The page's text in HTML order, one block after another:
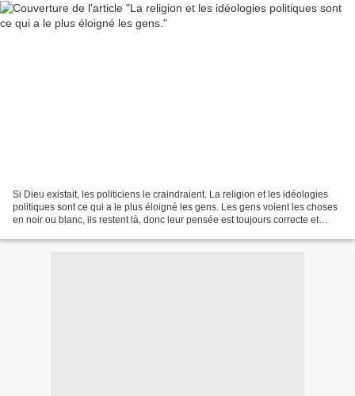
Si Dieu existait, les politiciens le craindraient. La religion et les idéologies
politiques sont ce qui a le plus éloigné les gens. Les gens voient les choses
en noir ou blanc, ils restent là, donc leur pensée est toujours correcte et